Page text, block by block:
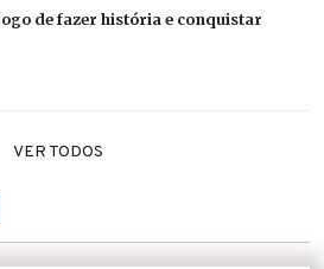
de fazer história e conquistar
VER TODOS